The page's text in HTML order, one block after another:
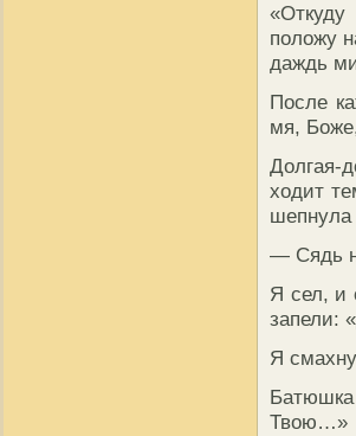
положу
даждь
После
мя,
Долгая-
ходит
шепнула
— Сядь
Я сел, и
запели:
Я
Батюшка
Твою…»